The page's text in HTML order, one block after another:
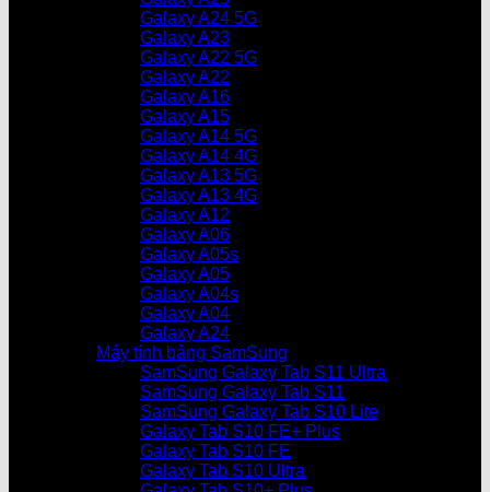
Galaxy A24 5G
Galaxy A23
Galaxy A22 5G
Galaxy A22
Galaxy A16
Galaxy A15
Galaxy A14 5G
Galaxy A14 4G
Galaxy A13 5G
Galaxy A13 4G
Galaxy A12
Galaxy A06
Galaxy A05s
Galaxy A05
Galaxy A04s
Galaxy A04
Galaxy A24
Máy tính bảng SamSung
SamSung Galaxy Tab S11 Ultra
SamSung Galaxy Tab S11
SamSung Galaxy Tab S10 Lite
Galaxy Tab S10 FE+ Plus
Galaxy Tab S10 FE
Galaxy Tab S10 Ultra